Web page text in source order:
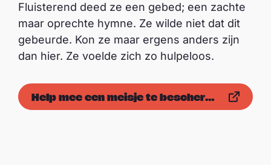
Fluisterend deed ze een gebed; een zachte
maar oprechte hymne. Ze wilde niet dat dit
gebeurde. Kon ze maar ergens anders zijn
dan hier. Ze voelde zich zo hulpeloos.
Help mee een meisje te beschermen